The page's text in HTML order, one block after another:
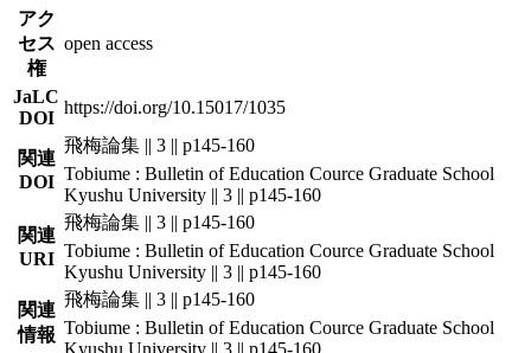
アク
セス
権
open access
JaLC
DOI
https://doi.org/10.15017/1035
関連
DOI
飛梅論集 || 3 || p145-160
Tobiume : Bulletin of Education Cource Graduate School
Kyushu University || 3 || p145-160
関連
URI
飛梅論集 || 3 || p145-160
Tobiume : Bulletin of Education Cource Graduate School
Kyushu University || 3 || p145-160
関連
情報
飛梅論集 || 3 || p145-160
Tobiume : Bulletin of Education Cource Graduate School
Kyushu University || 3 || p145-160